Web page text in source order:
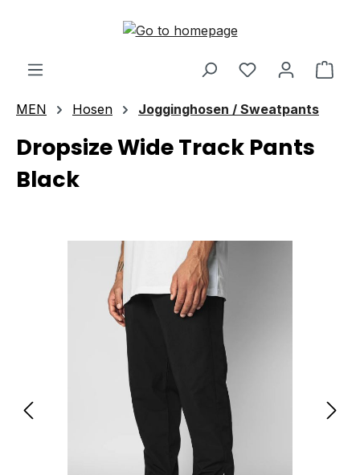
Skip to main content
MEN Hosen Jogginghosen / Sweatpants
Dropsize Wide Track Pants
Black
Skip image gallery